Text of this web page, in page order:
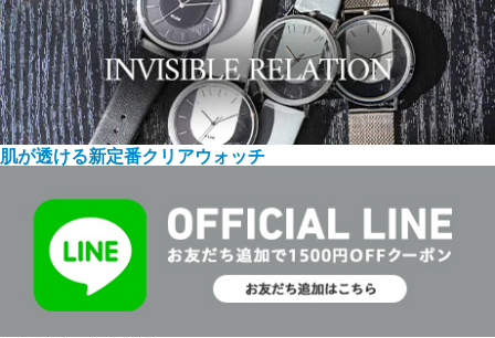
肌が透ける新定番クリアウォッチ